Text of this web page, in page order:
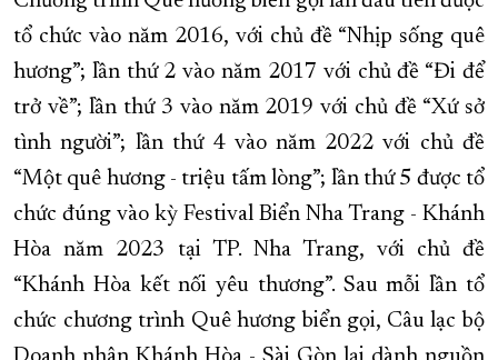
tổ chức vào năm 2016, với chủ đề “Nhịp sống quê
hương”; lần thứ 2 vào năm 2017 với chủ đề “Đi để
trở về”; lần thứ 3 vào năm 2019 với chủ đề “Xứ sở
tình người”; lần thứ 4 vào năm 2022 với chủ đề
“Một quê hương - triệu tấm lòng”; lần thứ 5 được tổ
chức đúng vào kỳ Festival Biển Nha Trang - Khánh
Hòa năm 2023 tại TP. Nha Trang, với chủ đề
“Khánh Hòa kết nối yêu thương”. Sau mỗi lần tổ
chức chương trình Quê hương biển gọi, Câu lạc bộ